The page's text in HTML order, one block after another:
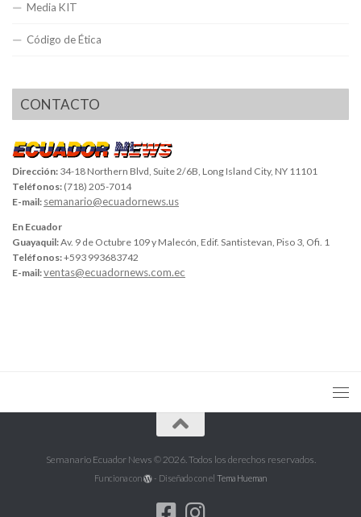
Media KIT
Código de Ética
CONTACTO
Dirección: 34-18 Northern Blvd, Suite 2/6B, Long Island City, NY 11101
Teléfonos: (718) 205-7014
E-mail: semanario@ecuadornews.us
En Ecuador
Guayaquil:Av. 9 de Octubre 109 y Malecón, Edif. Santistevan, Piso 3, Ofi. 1
Teléfonos:+593 993683742
E-mail:ventas@ecuadornews.com.ec
Semanario Ecuador News © 2026. Todos los derechos reservados.
Funciona con - Diseñado con el Tema Hueman